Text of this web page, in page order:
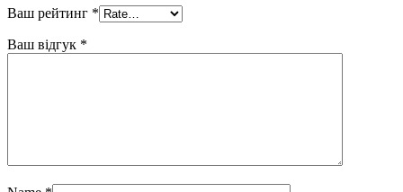
Ваш рейтинг *
Ваш відгук *